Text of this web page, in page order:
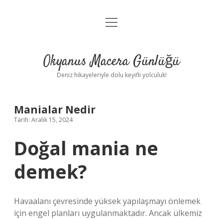
Anasayfa
Yasal Uyarı
menüyü
Okyanus Macera Günlüğü
Deniz hikayeleriyle dolu keyifli yolculuk!
Manialar Nedir
Tarih: Aralık 15, 2024
Doğal mania ne
demek?
Havaalanı çevresinde yüksek yapılaşmayı önlemek
için engel planları uygulanmaktadır. Ancak ülkemiz